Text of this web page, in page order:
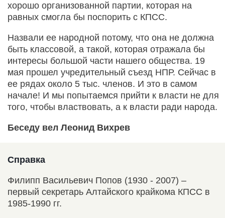
хорошо организованной партии, которая на
равных смогла бы поспорить с КПСС.
Назвали ее народной потому, что она не должна
быть классовой, а такой, которая отражала бы
интересы большой части нашего общества. 19
мая прошел учредительный съезд НПР. Сейчас в
ее рядах около 5 тыс. членов. И это в самом
начале! И мы попытаемся прийти к власти не для
того, чтобы властвовать, а к власти ради народа.
Беседу вел Леонид Вихрев
Справка
Филипп Васильевич Попов (1930 - 2007) –
первый секретарь Алтайского крайкома КПСС в
1985-1990 гг.